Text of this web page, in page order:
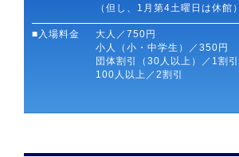
（但し、1月第4土曜日は休館）
■入場料金
大人／750円
小人（小・中学生）／350円
団体割引（30人以上）／1割引
100人以上／2割引